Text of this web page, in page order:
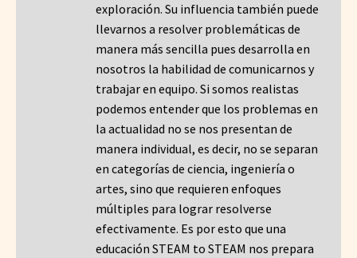
exploración. Su influencia también puede
llevarnos a resolver problemáticas de
manera más sencilla pues desarrolla en
nosotros la habilidad de comunicarnos y
trabajar en equipo. Si somos realistas
podemos entender que los problemas en
la actualidad no se nos presentan de
manera individual, es decir, no se separan
en categorías de ciencia, ingeniería o
artes, sino que requieren enfoques
múltiples para lograr resolverse
efectivamente. Es por esto que una
educación STEAM to STEAM nos prepara